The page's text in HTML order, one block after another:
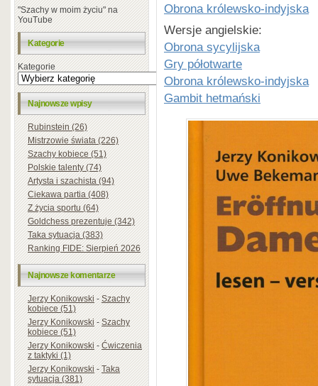
"Szachy w moim życiu" na
YouTube
Kategorie
Kategorie
Najnowsze wpisy
Rubinstein (26)
Mistrzowie świata (226)
Szachy kobiece (51)
Polskie talenty (74)
Artysta i szachista (94)
Ciekawa partia (408)
Z życia sportu (64)
Goldchess prezentuje (342)
Taka sytuacja (383)
Ranking FIDE: Sierpień 2026
Najnowsze komentarze
Jerzy Konikowski-Szachy
kobiece (51)
Jerzy Konikowski-Szachy
kobiece (51)
Jerzy Konikowski-Ćwiczenia
z taktyki (1)
Jerzy Konikowski-Taka
sytuacja (381)
Obrona królewsko-indyjska
Wersje angielskie:
Obrona sycylijska
Gry półotwarte
Obrona królewsko-indyjska
Gambit hetmański